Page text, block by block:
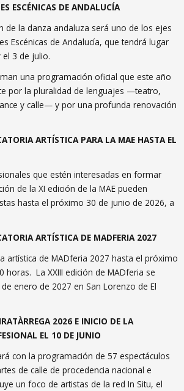
ESCÉNICAS DE ANDALUCÍA
de la danza andaluza será uno de los ejes
Escénicas de Andalucía, que tendrá lugar
3 de julio.
una programación oficial que este año
por la pluralidad de lenguajes —teatro,
y calle— y por una profunda renovación
ARTÍSTICA PARA LA MAE HASTA EL
que estén interesadas en formar
de la XI edición de la MAE pueden
hasta el próximo 30 de junio de 2026, a
ARTÍSTICA DE MADFERIA 2027
artística de MADferia 2027 hasta el próximo
horas. La XXIII edición de MADferia se
enero de 2027 en San Lorenzo de El
2026 E INICIO DE LA
EL 10 DE JUNIO
con la programación de 57 espectáculos
de calle de procedencia nacional e
un foco de artistas de la red In Situ, el